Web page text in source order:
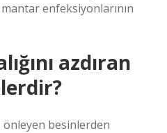
enfeksiyonlarının
azdıran
önleyen besinlerden